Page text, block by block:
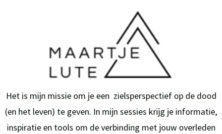
Het is mijn missie om je een zielsperspectief op de dood
(en het leven) te geven. In mijn sessies krijg je informatie,
inspiratie en tools om de verbinding met jouw overleden